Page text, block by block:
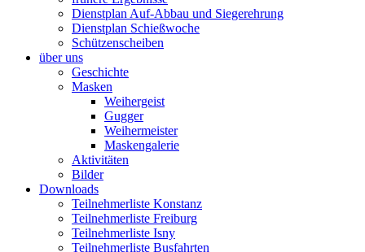
Dienstplan Auf-Abbau und Siegerehrung
Dienstplan Schießwoche
Schützenscheiben
über uns
Geschichte
Masken
Weihergeist
Gugger
Weihermeister
Maskengalerie
Aktivitäten
Bilder
Downloads
Teilnehmerliste Konstanz
Teilnehmerliste Freiburg
Teilnehmerliste Isny
Teilnehmerliste Busfahrten